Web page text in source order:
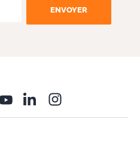
ENVOYER